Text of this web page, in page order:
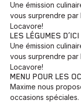
Une émission
vous surprendre par
Locavore!
LES LÉGUMES D’ICI
Une émission
vous surprendre par
Locavore!
MENU POUR LES
Maxime nous
occasions